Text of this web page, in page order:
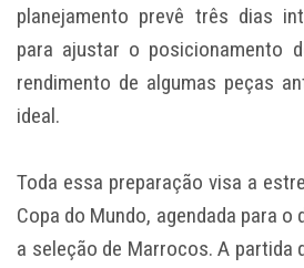
planejamento prevê três dias
para ajustar o posicionamento
rendimento de algumas peças
ideal.
Toda essa preparação visa a
Copa do Mundo, agendada para o
a seleção de Marrocos. A partida